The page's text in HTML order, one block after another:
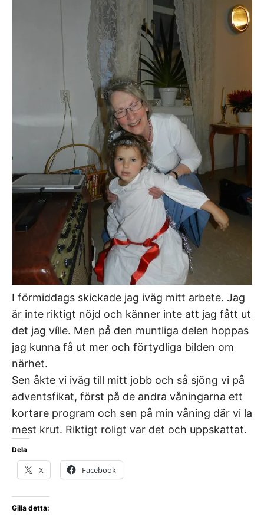
I förmiddags skickade jag iväg mitt arbete. Jag
är inte riktigt nöjd och känner inte att jag fått ut
det jag vílle. Men på den muntliga delen hoppas
jag kunna få ut mer och förtydliga bilden om
närhet.
Sen åkte vi iväg till mitt jobb och så sjöng vi på
adventsfikat, först på de andra våningarna ett
kortare program och sen på min våning där vi la
mest krut. Riktigt roligt var det och uppskattat.
Dela
X Facebook
Gilla detta: